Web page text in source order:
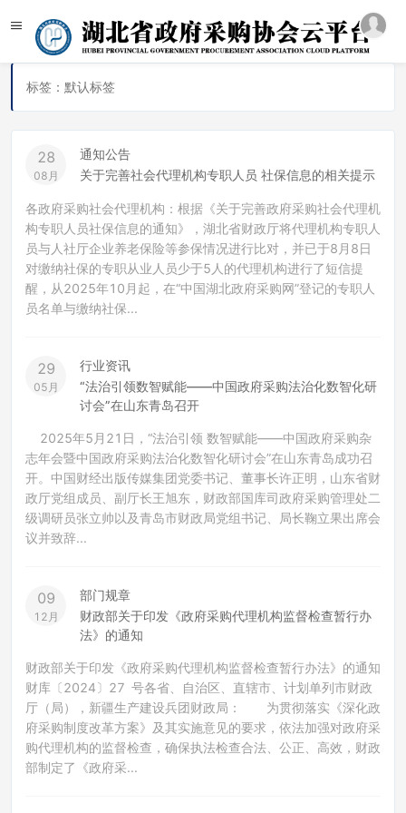
标签：默认标签
28
08月
通知公告
关于完善社会代理机构专职人员 社保信息的相关提示
各政府采购社会代理机构：根据《关于完善政府采购社会代理机
构专职人员社保信息的通知》，湖北省财政厅将代理机构专职人
员与人社厅企业养老保险等参保情况进行比对，并已于8月8日
对缴纳社保的专职从业人员少于5人的代理机构进行了短信提
醒，从2025年10月起，在“中国湖北政府采购网”登记的专职人
员名单与缴纳社保...
29
05月
行业资讯
“法治引领数智赋能——中国政府采购法治化数智化研
讨会”在山东青岛召开
2025年5月21日，“法治引领 数智赋能——中国政府采购杂
志年会暨中国政府采购法治化数智化研讨会”在山东青岛成功召
开。中国财经出版传媒集团党委书记、董事长许正明，山东省财
政厅党组成员、副厅长王旭东，财政部国库司政府采购管理处二
级调研员张立帅以及青岛市财政局党组书记、局长鞠立果出席会
议并致辞...
09
12月
部门规章
财政部关于印发《政府采购代理机构监督检查暂行办
法》的通知
财政部关于印发《政府采购代理机构监督检查暂行办法》的通知
财库〔2024〕27 号各省、自治区、直辖市、计划单列市财政
厅（局），新疆生产建设兵团财政局： 为贯彻落实《深化政
府采购制度改革方案》及其实施意见的要求，依法加强对政府采
购代理机构的监督检查，确保执法检查合法、公正、高效，财政
部制定了《政府采...